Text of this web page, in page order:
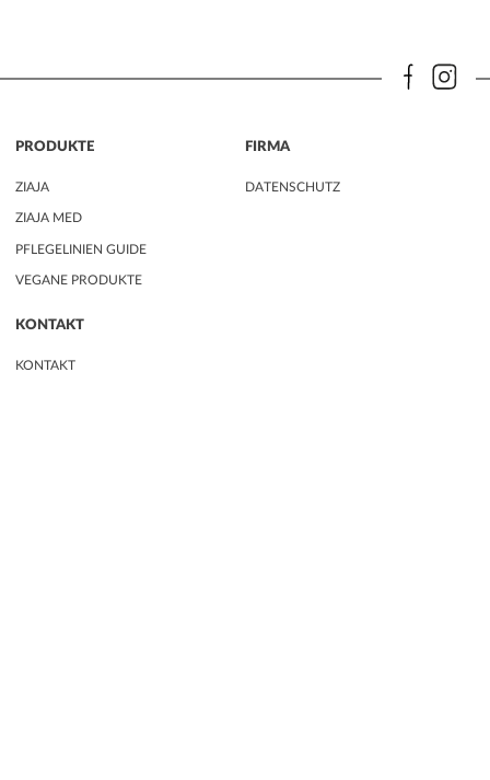
PRODUKTE
ZIAJA
ZIAJA MED
PFLEGELINIEN GUIDE
VEGANE PRODUKTE
FIRMA
DATENSCHUTZ
KONTAKT
KONTAKT